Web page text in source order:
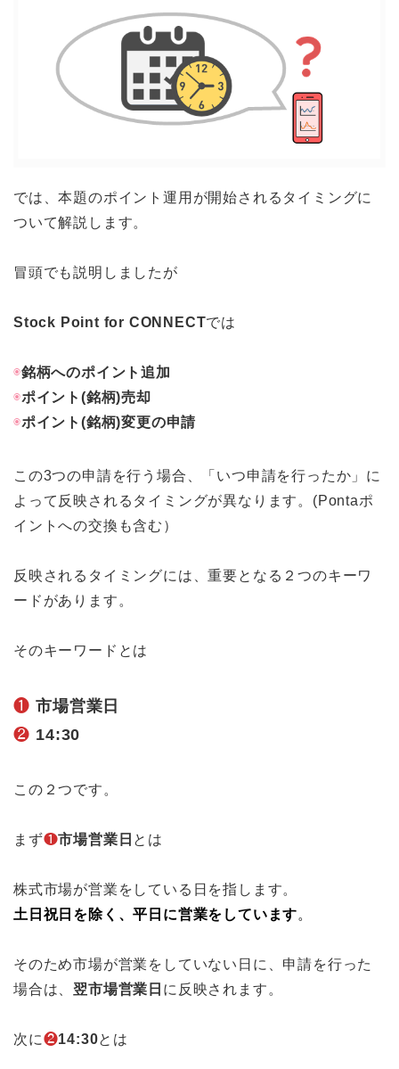
では、本題のポイント運用が開始されるタイミングに
ついて解説します。
冒頭でも説明しましたが
Stock Point for CONNECTでは
◉銘柄へのポイント追加
◉ポイント(銘柄)売却
◉ポイント(銘柄)変更の申請
この3つの申請を行う場合、「いつ申請を行ったか」に
よって反映されるタイミングが異なります。(Pontaポ
イントへの交換も含む）
反映されるタイミングには、重要となる２つのキーワ
ードがあります。
そのキーワードとは
❶ 市場営業日
❷ 14:30
この２つです。
まず❶市場営業日 とは
株式市場が営業をしている日を指します。
土日祝日を除く、平日に営業をしています。
そのため市場が営業をしていない日に、申請を行った
場合は、 翌市場営業日 に反映されます。
次に❷14:30とは